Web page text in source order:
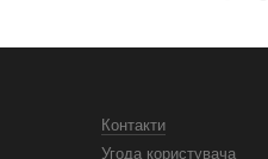
Контакти
Угода користувача